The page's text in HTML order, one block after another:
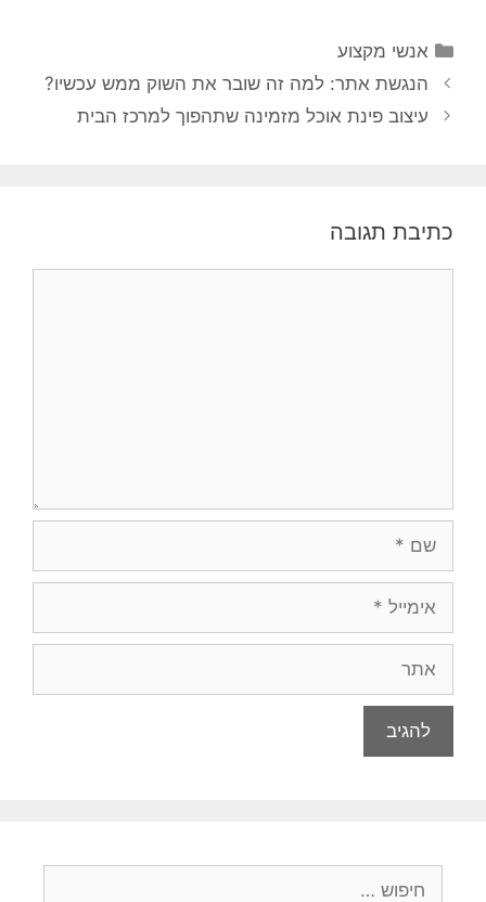
קטגוריות
אנשי מקצוע
ניווט
פוסטים
הנגשת אתר: למה זה שובר את השוק ממש עכשיו?
עיצוב פינת אוכל מזמינה שתהפוך למרכז הבית
כתיבת תגובה